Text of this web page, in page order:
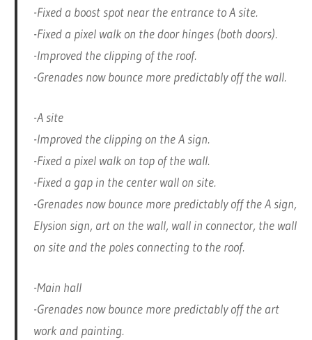
-Fixed a boost spot near the entrance to A site.
-Fixed a pixel walk on the door hinges (both doors).
-Improved the clipping of the roof.
-Grenades now bounce more predictably off the wall.
-A site
-Improved the clipping on the A sign.
-Fixed a pixel walk on top of the wall.
-Fixed a gap in the center wall on site.
-Grenades now bounce more predictably off the A sign,
Elysion sign, art on the wall, wall in connector, the wall
on site and the poles connecting to the roof.
-Main hall
-Grenades now bounce more predictably off the art
work and painting.